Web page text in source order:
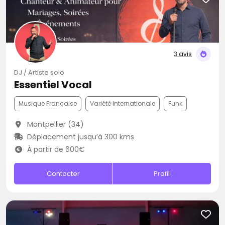
3 avis
DJ / Artiste solo
Essentiel Vocal
Musique Française Variété Internationale Funk
Montpellier (34)
Déplacement jusqu’à 300 kms
À partir de 600€
Contacter Profil